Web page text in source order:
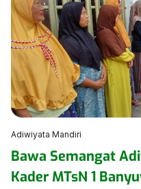
Kabupaten
menghadirkan
sekaligus Duta Baca
Komunitas Sahabat Gol
Adiwiyata Mandiri
Bawa Semangat
Kader MTsN 1